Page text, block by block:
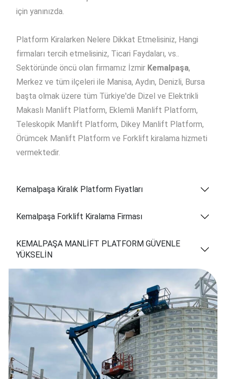
için yanınızda.
Platform Kiralarken Nelere Dikkat Etmelisiniz, Hangi
firmaları tercih etmelisiniz, Ticari Faydaları, vs..
Sektöründe öncü olan firmamız İzmir Kemalpaşa,
Merkez ve tüm ilçeleri ile Manisa, Aydın, Denizli, Bursa
başta olmak üzere tüm Türkiye'de Dizel ve Elektrikli
Makaslı Manlift Platform, Eklemli Manlift Platform,
Teleskopik Manlift Platform, Dikey Manlift Platform,
Örümcek Manlift Platform ve Forklift kiralama hizmeti
vermektedir.
Kemalpaşa Kiralık Platform Fiyatları
Kemalpaşa Forklift Kiralama Firması
KEMALPAŞA MANLİFT PLATFORM GÜVENLE
YÜKSELİN